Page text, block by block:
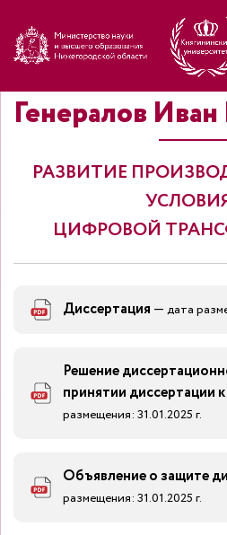
Генералов
РАЗВИТИЕ
ЦИФРОВОЙ
Диссертация — дата
Решение
принятии диссертации
размещения: 31.01.2025 г.
Объявление о защите
размещения: 31.01.2025 г.